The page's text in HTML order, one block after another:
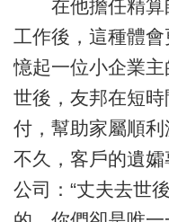
在他擔任精算
工作後，這種體
憶起一位小企業
世後，友邦在短
付，幫助家屬順
不久，客戶的遺
公司：“丈夫去世